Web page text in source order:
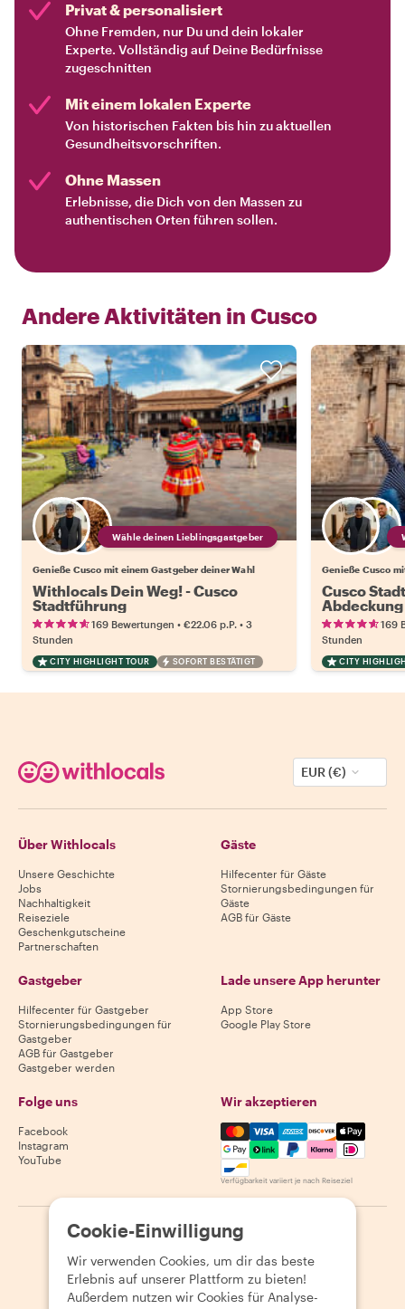
Privat & personalisiert
Ohne Fremden, nur Du und dein lokaler
Experte. Vollständig auf Deine Bedürfnisse
zugeschnitten
Mit einem lokalen Experte
Von historischen Fakten bis hin zu aktuellen
Gesundheitsvorschriften.
Ohne Massen
Erlebnisse, die Dich von den Massen zu
authentischen Orten führen sollen.
Andere Aktivitäten in Cusco
Wähle deinen Lieblingsgastgeber
Genieße Cusco mit einem Gastgeber deiner Wahl
Withlocals Dein Weg! - Cusco
Stadtführung
169 Bewertungen • €22.06 p.P. • 3
Stunden
CITY HIGHLIGHT TOUR SOFORT BESTÄTIGT
Genieße Cusco
Cusco
Abdeckung
169
Stunden
CITY
EUR (€)
Über Withlocals
Unsere Geschichte
Jobs
Nachhaltigkeit
Reiseziele
Geschenkgutscheine
Partnerschaften
Gäste
Hilfecenter für Gäste
Stornierungsbedingungen für
Gäste
AGB für Gäste
Gastgeber
Hilfecenter für Gastgeber
Stornierungsbedingungen für
Gastgeber
AGB für Gastgeber
Gastgeber werden
Lade unsere App herunter
App Store
Google Play Store
Folge uns
Facebook
Instagram
YouTube
Wir akzeptieren
Mastercard, Visa, Amex,
Verfügbarkeit variiert je nach Reiseziel
2026 Withlocals.com | Datenschutzerklärung
Seitenübersicht
Cookie-Einwilligung
Wir verwenden Cookies, um dir das beste
Erlebnis auf unserer Plattform zu bieten!
Außerdem nutzen wir Cookies für Analyse-